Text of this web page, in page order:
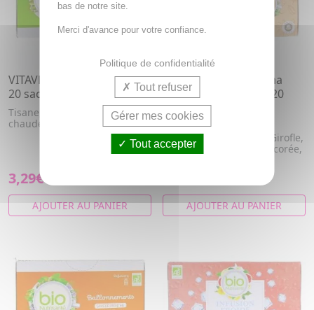
VITAVEA Infusion tilleul bio
20 sachets
Tisane, infusion à l'eau
chaude à visée détente.
3,29€
AJOUTER AU PANIER
VITAVEA Chaï Curcuma
Coco Latte Tonifiant 20
sachets
Cardamome, Chicorée,
Curcuma, Gingembre, Girofle,
Inuline naturelle de chicorée,
AJOUTER AU PANIER
bas de notre site.
Merci d'avance pour votre confiance.
Politique de confidentialité
Tout refuser
Gérer mes cookies
Tout accepter